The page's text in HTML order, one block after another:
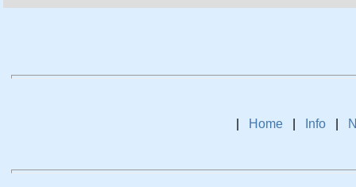
Home Info